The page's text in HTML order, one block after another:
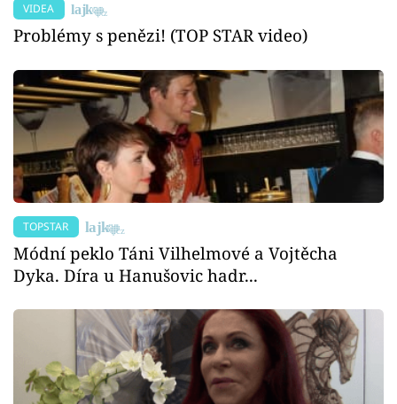
VIDEA
Problémy s penězi! (TOP STAR video)
TOPSTAR
Módní peklo Táni Vilhelmové a Vojtěcha
Dyka. Díra u Hanušovic hadr...